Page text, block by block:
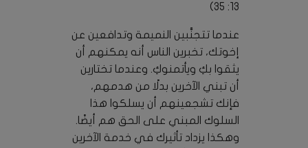
13: 35)
عندما تتجنَّبين النميمة وتدافعين عن
إخوتك، تخبرين الناس أنه يمكنهم أن
يثقوا بكِ ويأتمنوكِ. وعندما تختارين
أن تبني الآخرين بدلًا من هدمهم،
فإنك تشجعينهم أن يسلكوا هذا
السلوك المبني على الحق هم أيضًا.
وهكذا يزداد تأثيرك في خدمة الآخرين